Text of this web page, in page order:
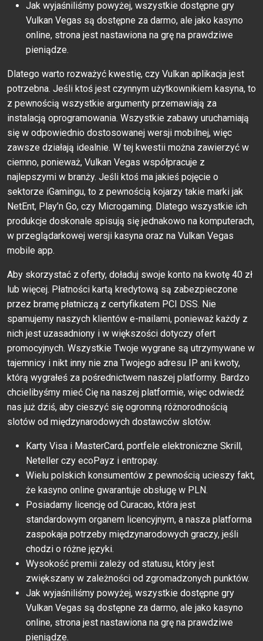
Jak wyjaśniliśmy powyżej, wszystkie dostępne gry
Vulkan Vegas są dostępne za darmo, ale jako kasyno
online, strona jest nastawiona na grę na prawdziwe
pieniądze.
Dlatego warto rozważyć kwestię, czy Vulkan aplikacja jest
potrzebna. Jeśli ktoś jest czynnym użytkownikiem kasyna, to
z pewnością wszystkie argumenty przemawiają za
instalacją oprogramowania. Wszystkie zabawy uruchamiają
się w odpowiednio dostosowanej wersji mobilnej, więc
zawsze działają idealnie. W tej kwestii można zawierzyć w
ciemno, ponieważ, Vulkan Vegas współpracuje z
najlepszymi w branży. Jeśli ktoś ma jakieś pojęcie o
sektorze iGamingu, to z pewnością kojarzy takie marki jak
NetEnt, Play’n Go, czy Microgaming. Dlatego wszystkie ich
produkcje doskonale spisują się jednakowo na komputerach,
w przeglądarkowej wersji kasyna oraz na Vulkan Vegas
mobile app.
Aby skorzystać z oferty, doładuj swoje konto na kwotę 40 zł
lub więcej. Płatności kartą kredytową są zabezpieczone
przez bramę płatniczą z certyfikatem PCI DSS. Nie
spamujemy naszych klientów e-mailami, ponieważ każdy z
nich jest uzasadniony i w większości dotyczy ofert
promocyjnych. Wszystkie Twoje wygrane są utrzymywane w
tajemnicy i nikt inny nie zna Twojego adresu IP ani kwoty,
którą wygrałeś za pośrednictwem naszej platformy. Bardzo
chcielibyśmy mieć Cię na naszej platformie, więc odwiedź
nas już dziś, aby cieszyć się ogromną różnorodnością
slotów od międzynarodowych dostawców slotów.
Karty Visa i MasterCard, portfele elektroniczne Skrill,
Neteller czy ecoPayz i entropay.
Wielu polskich konsumentów z pewnością ucieszy fakt,
że kasyno online gwarantuje obsługę w PLN.
Posiadamy licencję od Curacao, która jest
standardowym organem licencyjnym, a nasza platforma
zaspokaja potrzeby międzynarodowych graczy, jeśli
chodzi o różne języki.
Wysokość premii zależy od statusu, który jest
zwiększany w zależności od zgromadzonych punktów.
Jak wyjaśniliśmy powyżej, wszystkie dostępne gry
Vulkan Vegas są dostępne za darmo, ale jako kasyno
online, strona jest nastawiona na grę na prawdziwe
pieniądze.